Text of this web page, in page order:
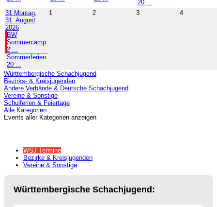
20 ...
31 Montag,
31. August
2026
BW
Sommercamp
2 ...
Sommerferien
20 ...
1 2 3 4
Württembergische Schachjugend
Bezirks- & Kreisjugenden
Andere Verbände & Deutsche Schachjugend
Vereine & Sonstige
Schulferien & Feiertage
Alle Kategorien ...
Events aller Kategorien anzeigen
WSJ Termine
Bezirke & Kreisjugenden
Vereine & Sonstige
Württembergische Schachjugend: